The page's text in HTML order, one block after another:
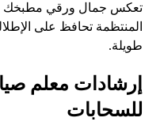
تعكس جمال ورقي مطبخك
المنتظمة تحافظ على
طويلة.
إرشادات معلم
للسحابات